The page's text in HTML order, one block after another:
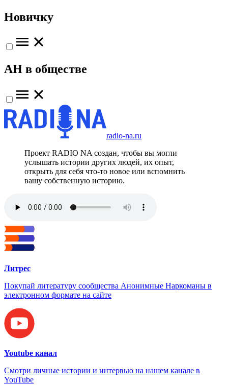
Новичку
АН в обществе
radio-na.ru
Проект RADIO NA создан, чтобы вы могли
услышать истории других людей, их опыт,
открыть для себя что-то новое или вспомнить
вашу собственную историю.
Литрес
Покупай литературу сообщества Анонимные Наркоманы в
электронном формате на сайте
Youtube канал
Смотри личные истории и интервью на нашем канале в
YouTube